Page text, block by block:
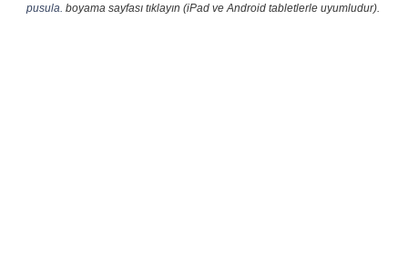
pusula. boyama sayfası tıklayın (iPad ve Android tabletlerle uyumludur).